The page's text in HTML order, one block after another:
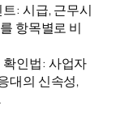
: 시급, 근무시
항목별로 비
인법: 사업자
대의 신속성,